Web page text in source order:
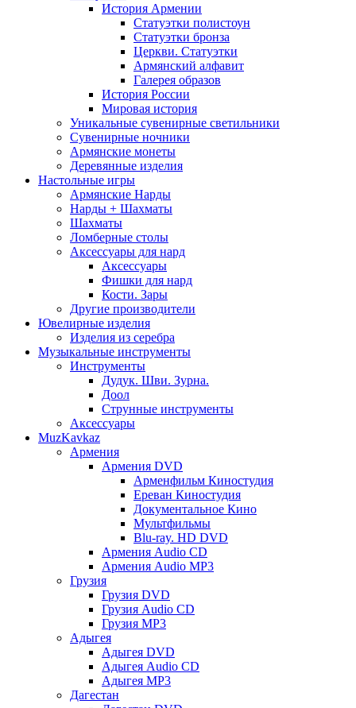
История Армении
Статуэтки полистоун
Статуэтки бронза
Церкви. Статуэтки
Армянский алфавит
Галерея образов
История России
Мировая история
Уникальные сувенирные светильники
Сувенирные ночники
Армянские монеты
Деревянные изделия
Настольные игры
Армянские Нарды
Нарды + Шахматы
Шахматы
Ломберные столы
Аксессуары для нард
Аксессуары
Фишки для нард
Кости. Зары
Другие производители
Ювелирные изделия
Изделия из серебра
Музыкальные инструменты
Инструменты
Дудук. Шви. Зурна.
Доол
Струнные инструменты
Аксессуары
MuzKavkaz
Армения
Армения DVD
Арменфильм Киностудия
Ереван Киностудия
Документальное Кино
Мультфильмы
Blu-ray. HD DVD
Армения Audio CD
Армения Audio MP3
Грузия
Грузия DVD
Грузия Audio CD
Грузия MP3
Адыгея
Адыгея DVD
Адыгея Audio CD
Адыгея MP3
Дагестан